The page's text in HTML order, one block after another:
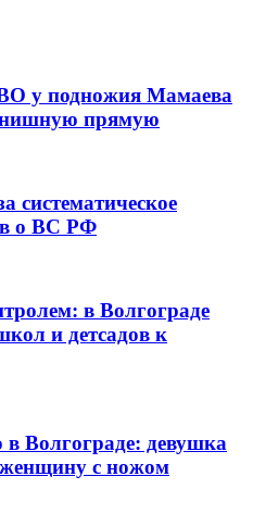
у подножия Мамаева
прямую
систематическое
о ВС РФ
в Волгограде
и детсадов к
Волгограде: девушка
с ножом